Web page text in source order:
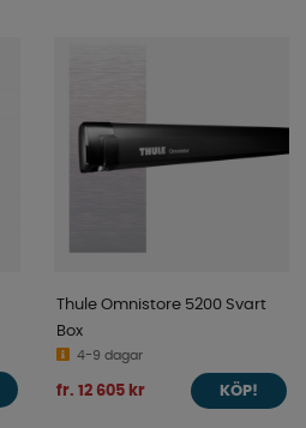
Thule Omnistore 5200 Svart
Box
4-9 dagar
fr. 12 605 kr KÖP!